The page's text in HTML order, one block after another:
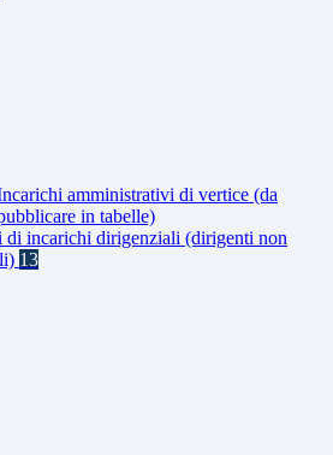
amministrativi di vertice (da
in tabelle)
di incarichi dirigenziali (dirigenti non
13